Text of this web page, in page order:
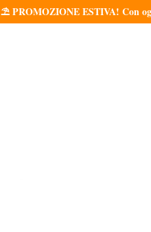
⛱️ PROMOZIONE ESTIVA! Con